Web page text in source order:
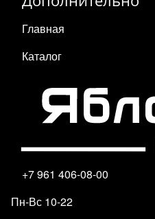
Главная
Каталог
+7 961 406-08-00
Пн-Вс 10-22